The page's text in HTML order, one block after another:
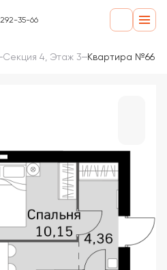
35-66
Секция 4, Этаж 3 Квартира №66